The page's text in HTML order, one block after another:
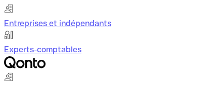
Entreprises et indépendants
Experts-comptables